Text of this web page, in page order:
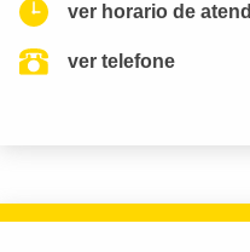
ver horario de
ver telefone